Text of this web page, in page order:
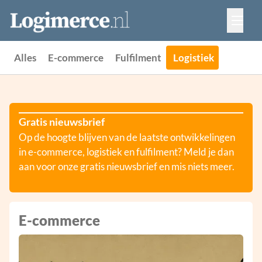
Vacatures
Events
Alles E-commerce Fulfilment Logistiek
Gratis nieuwsbrief
Op de hoogte blijven van de laatste ontwikkelingen
in e-commerce, logistiek en fulfilment? Meld je dan
aan voor onze gratis nieuwsbrief en mis niets meer.
E-commerce